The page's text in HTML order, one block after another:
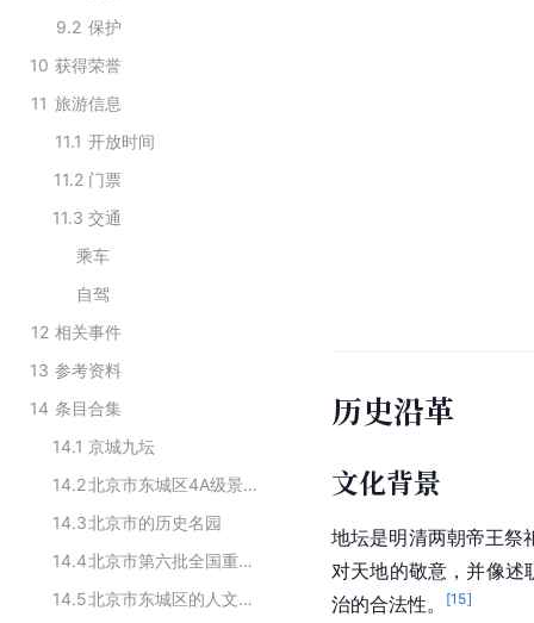
9.2 保护
10 获得荣誉
11 旅游信息
11.1 开放时间
11.2 门票
11.3 交通
乘车
自驾
12 相关事件
13 参考资料
14 条目合集
14.1 京城九坛
14.2
北京市东城区4A级景区名录
14.3北京市的历史名园
14.4
北京市第六批全国重点文物保护单位
14.5
北京市东城区的人文景点
历史沿革
文化背景
地坛是明清两朝帝王祭
对天地的敬意，并像述
治的合法性。
[15]